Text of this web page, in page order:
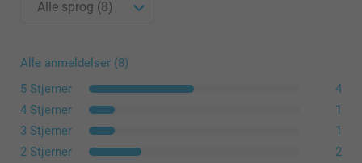
Alle anmeldelser (8)
5 Stjerner
4
4 Stjerner
1
3 Stjerner
1
2 Stjerner
2